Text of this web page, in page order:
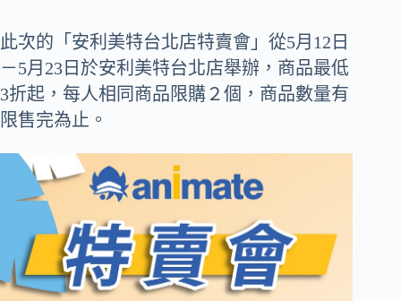
此次的「安利美特台北店特賣會」從5月12日
－5月23日於安利美特台北店舉辦，商品最低
3折起，每人相同商品限購２個，商品數量有
限售完為止。